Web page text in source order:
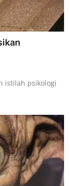
istilah psikologi